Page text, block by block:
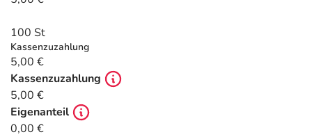
Tierapotheke
Vitamine & Mineralstoffe
Marken
Salus Deals
100 St
Kassenzuzahlung
5,00 €
Kassenzuzahlung
5,00 €
Eigenanteil
0,00 €